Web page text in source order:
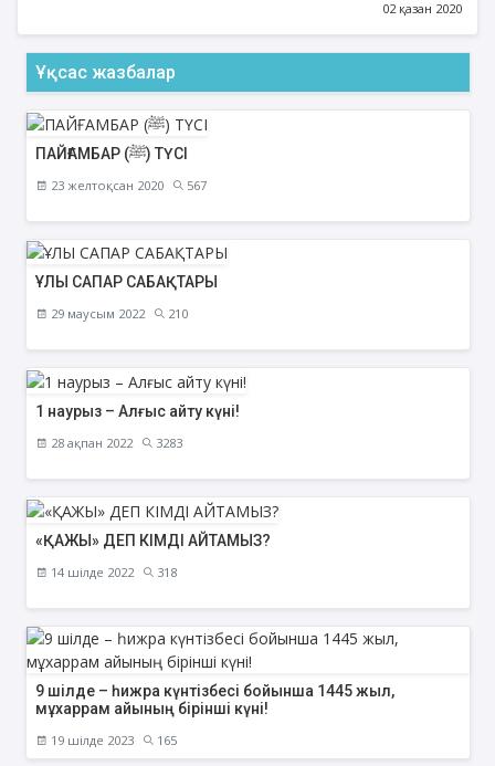
02 қазан 2020
Ұқсас жазбалар
ПАЙҒАМБАР (ﷺ) ТҮСІ
23 желтоқсан 2020 567
ҰЛЫ САПАР САБАҚТАРЫ
29 маусым 2022 210
1 наурыз – Алғыс айту күні!
28 ақпан 2022 3283
«ҚАЖЫ» ДЕП КІМДІ АЙТАМЫЗ?
14 шілде 2022 318
9 шілде – һижра күнтізбесі бойынша 1445 жыл,
мұхаррам айының бірінші күні!
19 шілде 2023 165